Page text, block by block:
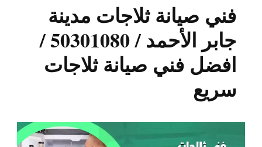
فني صيانة ثلاجات مدينة
جابر الأحمد / 50301080 /
افضل فني صيانة ثلاجات
سريع